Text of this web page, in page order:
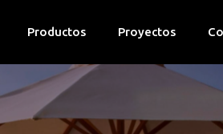
Productos Proyectos